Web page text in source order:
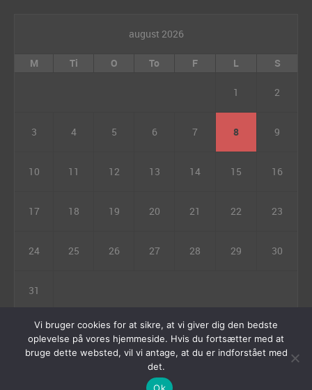
august 2026
M Ti O To F L S
1 2
3 4 5 6 7 8 9
10 11 12 13 14 15 16
17 18 19 20 21 22 23
24 25 26 27 28 29 30
31
« jul
Vi bruger cookies for at sikre, at vi giver dig den bedste
oplevelse på vores hjemmeside. Hvis du fortsætter med at
bruge dette websted, vil vi antage, at du er indforstået med
det.
Ok